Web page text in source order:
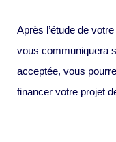
Après l’étude de
vous communiquera
acceptée, vous
financer votre projet